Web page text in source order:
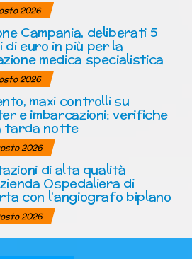
2026
Campania, deliberati 5
di euro in più per la
medica specialistica
2026
maxi controlli su
e imbarcazioni: verifiche
tarda notte
2026
di alta qualità
Ospedaliera di
con l’angiografo biplano
2026